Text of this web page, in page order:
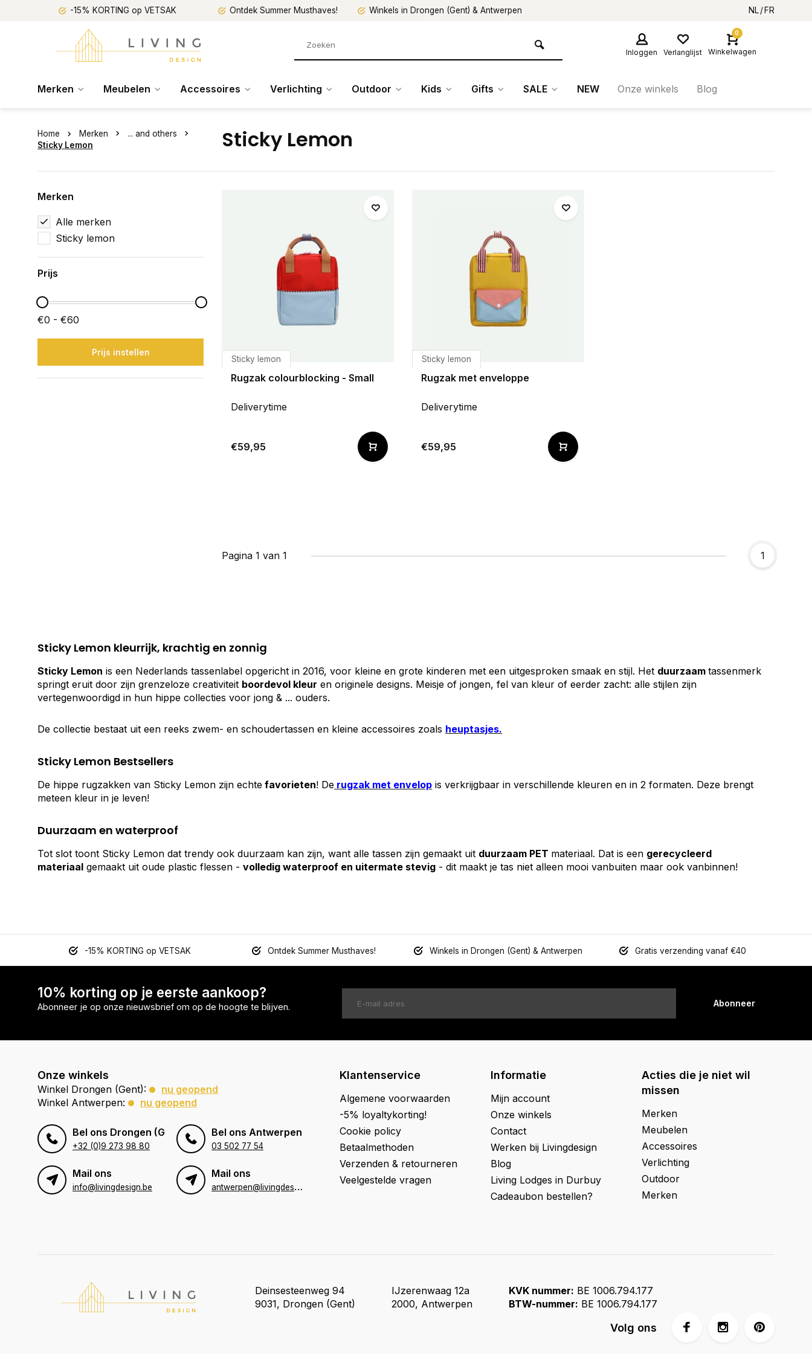
-15% KORTING op VETSAK Ontdek Summer Musthaves! Winkels in Drongen (Gent) & Antwerpen NL FR
Inloggen Verlanglijst
0
Winkelwagen
Merken Meubelen Accessoires Verlichting Outdoor Kids Gifts SALE NEW Onze winkels Blog
Home Merken
... and others
Sticky Lemon
Sticky Lemon
Merken
Alle merken
Sticky lemon
Prijs
€0 - €60
Prijs instellen
Sticky lemon
Rugzak colourblocking - Small
Deliverytime
€59,95
Sticky lemon
Rugzak met enveloppe
Deliverytime
€59,95
Pagina 1 van 1 1
Sticky Lemon kleurrijk, krachtig en zonnig
Sticky Lemon is een Nederlands tassenlabel opgericht in 2016, voor kleine en grote kinderen met een uitgesproken smaak en stijl. Het duurzaam tassenmerk
springt eruit door zijn grenzeloze creativiteit boordevol kleur en originele designs. Meisje of jongen, fel van kleur of eerder zacht: alle stijlen zijn
vertegenwoordigd in hun hippe collecties voor jong & ... ouders.
De collectie bestaat uit een reeks zwem- en schoudertassen en kleine accessoires zoals heuptasjes.
Sticky Lemon Bestsellers
De hippe rugzakken van Sticky Lemon zijn echte favorieten! De rugzak met envelop is verkrijgbaar in verschillende kleuren en in 2 formaten. Deze brengt
meteen kleur in je leven!
Duurzaam en waterproof
Tot slot toont Sticky Lemon dat trendy ook duurzaam kan zijn, want alle tassen zijn gemaakt uit duurzaam PET materiaal. Dat is een gerecycleerd
materiaal gemaakt uit oude plastic flessen - volledig waterproof en uitermate stevig - dit maakt je tas niet alleen mooi vanbuiten maar ook vanbinnen!
-15% KORTING op VETSAK Ontdek Summer Musthaves! Winkels in Drongen (Gent) & Antwerpen Gratis verzending vanaf €40
10% korting op je eerste aankoop?
Abonneer je op onze nieuwsbrief om op de hoogte te blijven. Abonneer
Onze winkels
Winkel Drongen (Gent):
nu geopend
Winkel Antwerpen:
nu geopend
Bel ons Drongen (Gent)
+32 (0)9 273 98 80
Bel ons Antwerpen
03 502 77 54
Mail ons
info@livingdesign.be
Mail ons
a
ntwerpen@livingdesign.be
Klantenservice
Algemene voorwaarden
-5% loyaltykorting!
Cookie policy
Betaalmethoden
Verzenden & retourneren
Veelgestelde vragen
Informatie
Mijn account
Onze winkels
Contact
Werken bij Livingdesign
Blog
Living Lodges in Durbuy
Cadeaubon bestellen?
Acties die je niet wil
missen
Merken
Meubelen
Accessoires
Verlichting
Outdoor
Merken
Deinsesteenweg 94
9031, Drongen (Gent)
IJzerenwaag 12a
2000, Antwerpen
KVK nummer: BE 1006.794.177
BTW-nummer: BE 1006.794.177
Volg ons